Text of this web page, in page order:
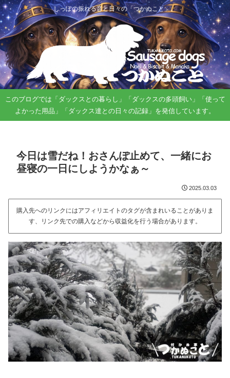
しっぽの振れる音と日々の「つかぬこと」。
このブログでは「ダックスとの暮らし」「ダックスの多頭飼い」「使って
よかった用品」「ダックス達との日々の記録」を発信しています。
今日は雪だね！おさんぽ止めて、一緒にお
昼寝の一日にしようかなぁ～
2025.03.03
購入先へのリンクにはアフィリエイトのタグが含まれいることがありま
す、リンク先での購入などから収益化を行う場合があります。